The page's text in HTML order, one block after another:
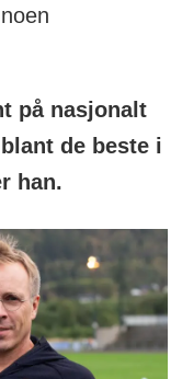
på nasjonalt
de beste i
han.